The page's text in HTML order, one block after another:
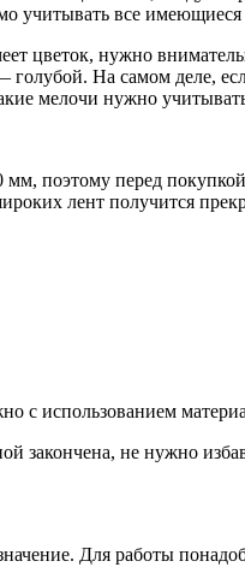
учитывать все
цветок, нужно
На самом деле,
мелочи нужно
поэтому перед
лент получится
с использованием
закончена, не нужно
Для работы